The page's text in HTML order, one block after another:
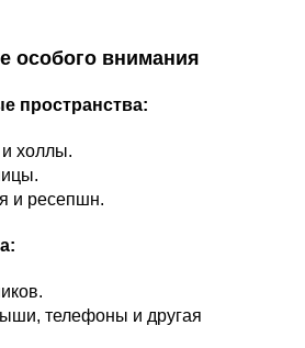
особого внимания
пространства:
холлы.
и ресепшн.
телефоны и другая